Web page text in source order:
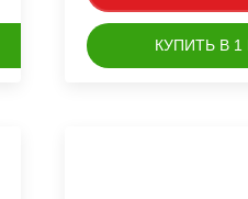
КУПИТЬ В 1